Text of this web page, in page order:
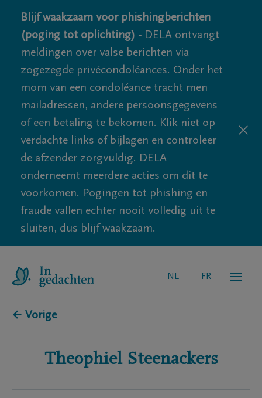
Blijf waakzaam voor phishingberichten
(poging tot oplichting) - DELA ontvangt
meldingen over valse berichten via
zogezegde privécondoléances. Onder het
mom van een condoléance tracht men
mailadressen, andere persoonsgegevens
of een betaling te bekomen. Klik niet op
verdachte links of bijlagen en controleer
de afzender zorgvuldig. DELA
onderneemt meerdere acties om dit te
voorkomen. Pogingen tot phishing en
fraude vallen echter nooit volledig uit te
sluiten, dus blijf waakzaam.
NL FR
← Vorige
Theophiel Steenackers